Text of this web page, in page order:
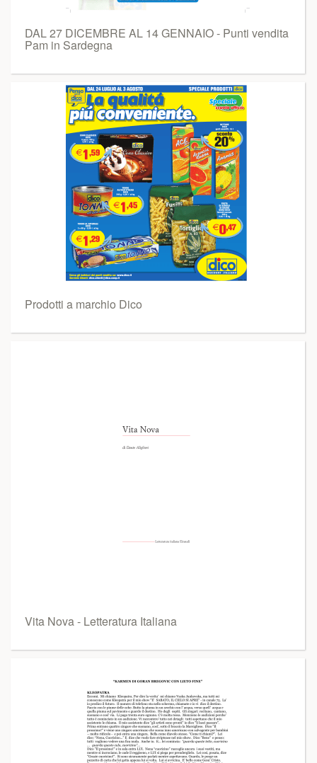
DAL 27 DICEMBRE AL 14 GENNAIO - Punti vendita
Pam in Sardegna
Prodotti a marchio Dico
Vita Nova - Letteratura Italiana